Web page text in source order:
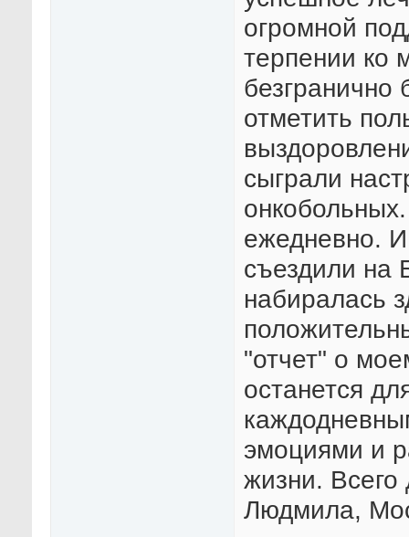
огромной
терпении ко
безгранично
отметить
сыграли
ежедневно.
съездили на
набиралась
"отчет" о
останется
эмоциями и
жизни.
Людмила,